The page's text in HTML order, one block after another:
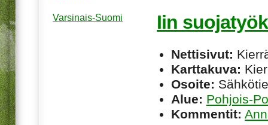
Iin
Nettisivut:
Karttakuva:
Osoite:
Alue: Pohjois-
Kommentit:
Varsinais-Suomi